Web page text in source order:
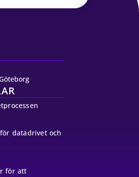
datadrivet och
för att